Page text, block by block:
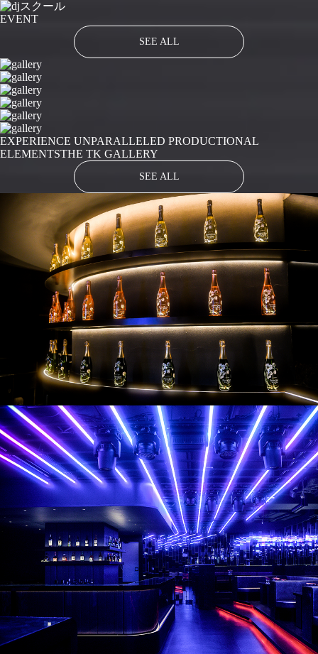
EVENT
SEE ALL
EXPERIENCE UNPARALLELED PRODUCTIONAL
ELEMENTSTHE TK GALLERY
SEE ALL